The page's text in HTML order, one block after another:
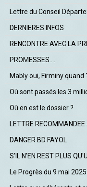
Lettre du Conseil
DERNIERES INFOS
RENCONTRE AVEC LA
PROMESSES....
Mably oui, Firminy quand
Où sont passés les 3
Où en est le dossier ?
LETTRE
DANGER BD FAYOL
S'IL N'EN REST PLUS
Le Progrès du 9 mai 2025